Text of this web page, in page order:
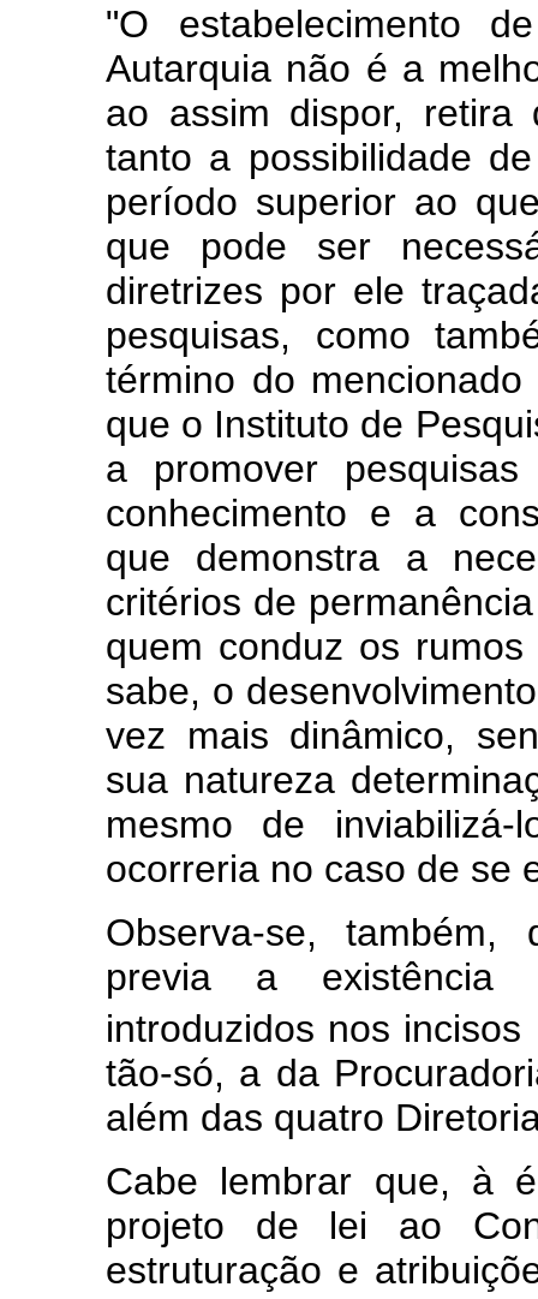
"O estabelecimento
Autarquia não é a
ao assim dispor, retira
tanto a possibilidade
período superior ao
que pode ser
diretrizes por ele
pesquisas, como
término do
que o Instituto de
a promover
conhecimento e a
que demonstra a
critérios de
quem conduz os
sabe, o
vez mais dinâmico,
sua natureza
mesmo de
ocorreria no caso de se
Observa-se,
previa a existência
introduzidos nos
tão-só, a da
além das quatro
Cabe lembrar que, à
projeto de lei ao
estruturação e